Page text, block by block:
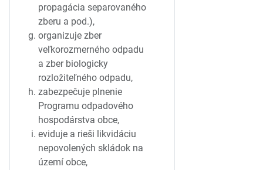
propagácia separovaného
zberu a pod.),
organizuje zber
veľkorozmerného odpadu
a zber biologicky
rozložiteľného odpadu,
zabezpečuje plnenie
Programu odpadového
hospodárstva obce,
eviduje a rieši likvidáciu
nepovolených skládok na
území obce,